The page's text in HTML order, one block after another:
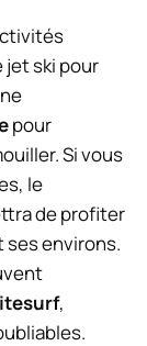
jet ski pour
pour
Si vous
le
de profiter
ses environs.
,